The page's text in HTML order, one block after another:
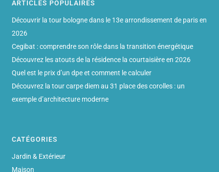
ARTICLES POPULAIRES
Découvrir la tour bologne dans le 13e arrondissement de paris en
2026
Cegibat : comprendre son rôle dans la transition énergétique
Découvrez les atouts de la résidence la courtaisière en 2026
Quel est le prix d’un dpe et comment le calculer
Découvrez la tour carpe diem au 31 place des corolles : un
exemple d’architecture moderne
CATÉGORIES
Jardin & Extérieur
Maison